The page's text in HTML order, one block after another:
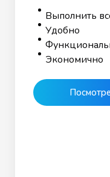
Выполнить
Удобно
Экономично